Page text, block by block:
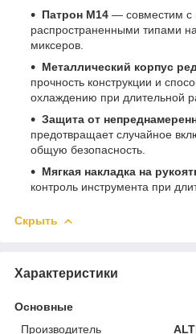
Патрон М14 — совместим с
распространенными типами
миксеров.
Металлический корпус
прочность конструкции и
охлаждению при длительной
Защита от
предотвращает случайное
общую безопасность.
Мягкая накладка на
контроль инструмента при
Скрыть
Характеристики
Основные
Производитель